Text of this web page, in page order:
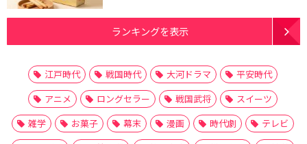
ランキングを表示
江戸時代 戦国時代 大河ドラマ
平安時代
アニメ
ロングセラー 戦国武将
スイーツ
雑学
お菓子 幕末 漫画 時代劇
テレビ